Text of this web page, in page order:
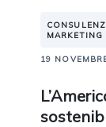
MARKETING
19